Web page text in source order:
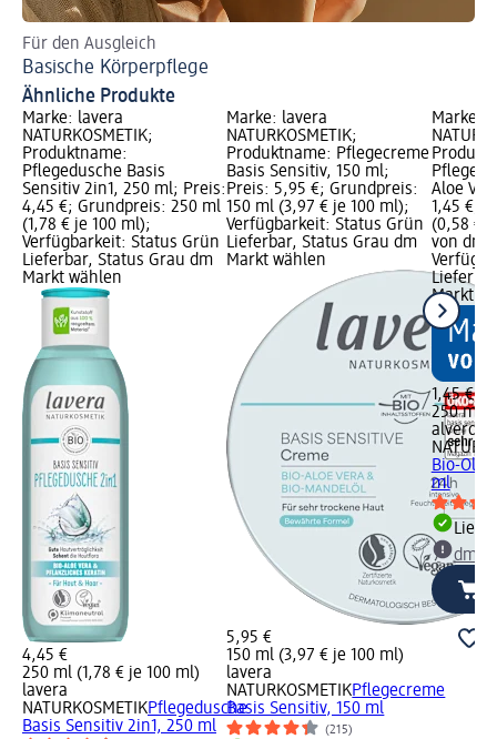
Für den Ausgleich
Basische Körperpflege
Ähnliche Produkte
Marke: lavera
NATURKOSMETIK;
Produktname:
Pflegedusche Basis
Sensitiv 2in1, 250 ml; Preis:
4,45 €; Grundpreis: 250 ml
(1,78 € je 100 ml);
Verfügbarkeit: Status Grün
Lieferbar, Status Grau dm
Markt wählen
4,45 €
250 ml (1,78 € je 100 ml)
lavera
NATURKOSMETIKPflegedusche
Basis Sensitiv 2in1, 250 ml
Marke: lavera
NATURKOSMETIK;
Produktname: Pflegecreme
Basis Sensitiv, 150 ml;
Preis: 5,95 €; Grundpreis:
150 ml (3,97 € je 100 ml);
Verfügbarkeit: Status Grün
Lieferbar, Status Grau dm
Markt wählen
5,95 €
150 ml (3,97 € je 100 ml)
lavera
NATURKOSMETIKPflegecreme
Basis Sensitiv, 150 ml
(215)
Marke:
Aloe
1,45 €;
(0,58 €
von dm
Markt
1,45 €
250 ml
alverde
Bio-
ml
dm